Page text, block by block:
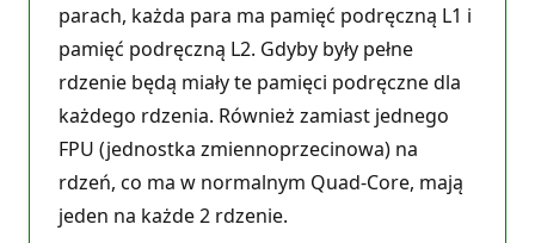
parach, każda para ma pamięć podręczną L1 i
pamięć podręczną L2. Gdyby były pełne
rdzenie będą miały te pamięci podręczne dla
każdego rdzenia. Również zamiast jednego
FPU (jednostka zmiennoprzecinowa) na
rdzeń, co ma w normalnym Quad-Core, mają
jeden na każde 2 rdzenie.